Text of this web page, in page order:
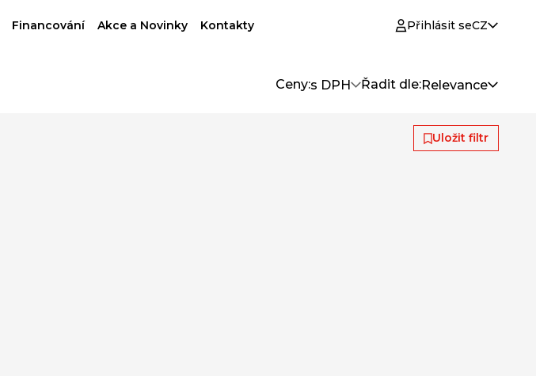
Financování Akce a Novinky Kontakty Přihlásit seCZ
Ceny:s DPH Řadit dle:Relevance
Uložit filtr